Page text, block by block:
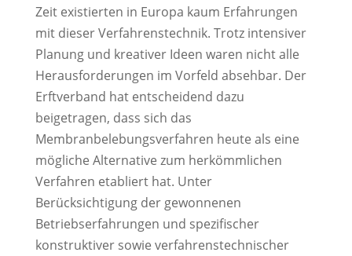
Zeit existierten in Europa kaum Erfahrungen
mit dieser Verfahrenstechnik. Trotz intensiver
Planung und kreativer Ideen waren nicht alle
Herausforderungen im Vorfeld absehbar. Der
Erftverband hat entscheidend dazu
beigetragen, dass sich das
Membranbelebungsverfahren heute als eine
mögliche Alternative zum herkömmlichen
Verfahren etabliert hat. Unter
Berücksichtigung der gewonnenen
Betriebserfahrungen und spezifischer
konstruktiver sowie verfahrenstechnischer